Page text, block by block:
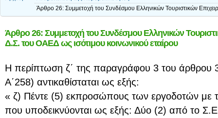
Άρθρο 26: Συμμετοχή του Συνδέσμου Ελληνικών Τουριστικών
Άρθρο 26: Συμμετοχή του Συνδέσμου Ελληνικών
Δ.Σ. του ΟΑΕΔ ως ισότιμου κοινωνικού εταίρου
Η περίπτωση ζ΄ της παραγράφου 3 του
Α΄258) αντικαθίσταται ως εξής:
« ζ) Πέντε (5) εκπροσώπους των εργοδοτών με
που υποδεικνύονται ως εξής: Δύο (2) από το